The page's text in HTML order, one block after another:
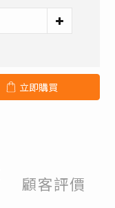
立即購買
顧客評價